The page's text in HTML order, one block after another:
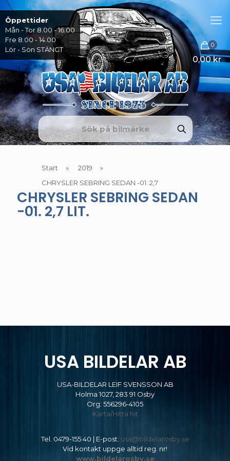
0
0,00 kr
Öppettider
Mån - Tor 8.00 - 16.00
Fre 8.00 - 14.00
Lör - Sön STÄNGT
Start » 2019
»
CHRYSLER SEBRING SEDAN -01. 2,7
CHRYSLER SEBRING SEDAN
-01. 2,7 LIT.
USA BILDELAR AB
USA-BILDELAR LEIF SVENSSON AB
Holma 1027, 283 91 Osby
Org: 556296-4105
Karta/Hitta hit
Tel. 0479-155 40 | E-post: usa@bildelarosby.se
Vid kontakt uppge alltid reg. nr!
www.bildelarosby.se